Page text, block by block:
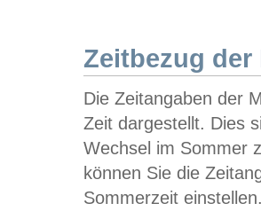
Zeitbezug der
Die Zeitangaben der
Zeit dargestellt. Dies
Wechsel im Sommer
können Sie die
Sommerzeit